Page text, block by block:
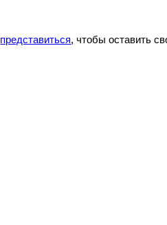
представиться, чтобы оставить